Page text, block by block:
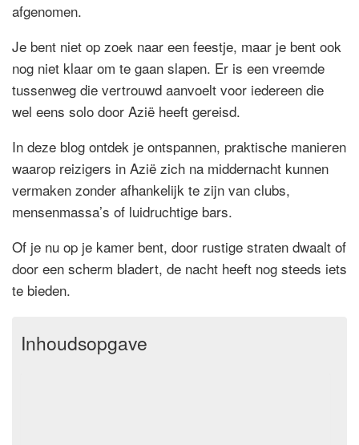
afgenomen.
Je bent niet op zoek naar een feestje, maar je bent ook
nog niet klaar om te gaan slapen. Er is een vreemde
tussenweg die vertrouwd aanvoelt voor iedereen die
wel eens solo door Azië heeft gereisd.
In deze blog ontdek je ontspannen, praktische manieren
waarop reizigers in Azië zich na middernacht kunnen
vermaken zonder afhankelijk te zijn van clubs,
mensenmassa’s of luidruchtige bars.
Of je nu op je kamer bent, door rustige straten dwaalt of
door een scherm bladert, de nacht heeft nog steeds iets
te bieden.
Inhoudsopgave